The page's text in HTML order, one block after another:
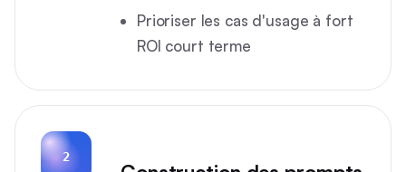
Prioriser les cas d'usage à fort
ROI court terme
2